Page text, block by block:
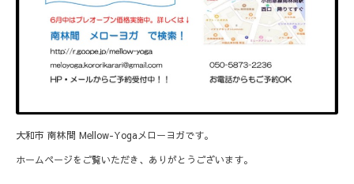
大和市 南林間 Mellow-Yogaメローヨガです。
ホームページをご覧いただき、ありがとうございます。